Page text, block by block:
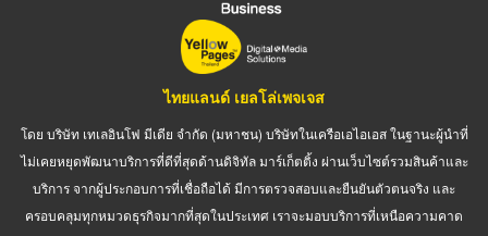
ไทยแลนด์ เยลโล่เพจเจส
โดย บริษัท เทเลอินโฟ มีเดีย จำกัด (มหาชน) บริษัทในเครือเอไอเอส ในฐานะผู้นำที่
ไม่เคยหยุดพัฒนาบริการที่ดีที่สุดด้านดิจิทัล มาร์เก็ตติ้ง ผ่านเว็บไซต์รวมสินค้าและ
บริการ จากผู้ประกอบการที่เชื่อถือได้ มีการตรวจสอบและยืนยันตัวตนจริง และ
ครอบคลุมทุกหมวดธุรกิจมากที่สุดในประเทศ เราจะมอบบริการที่เหนือความคาด